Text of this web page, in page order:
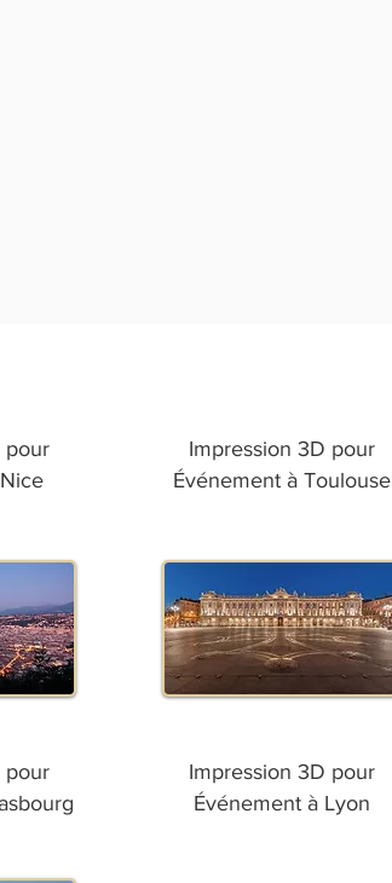
pour
pour
Impression 3D pour
Événement à Toulouse
Impression 3D pour
Événement à Lyon